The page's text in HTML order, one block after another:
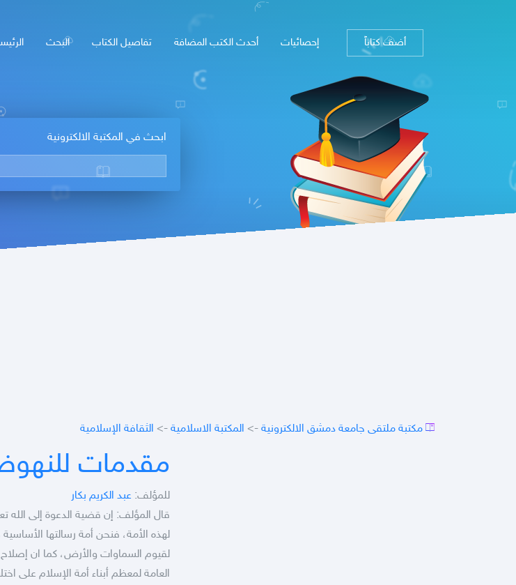
البحث تفاصيل الكتاب أحدث الكتب المضافة إحصائيات أضف كتاباً
ابحث في المكتبة الالكترونية
مكتبة ملتقى جامعة دمشق الالكترونية -> المكتبة الاسلامية -> الثقافة الإسلامية
مقدمات
للمؤلف: عبد الكريم بكار
قال المؤلف: إن قضية الدعوة إلى الله
لهذه الأمة، فنحن أمة رسالتها
لقيوم السماوات والأرض، كما ان
العامة لمعظم أبناء أمة الإسلام على